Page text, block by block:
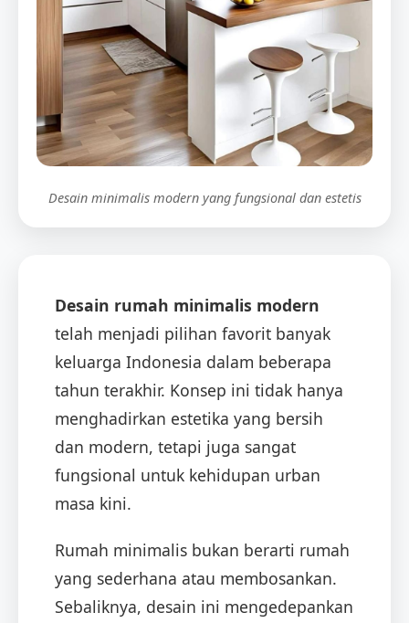
Desain minimalis modern yang fungsional dan estetis
Desain rumah minimalis modern
telah menjadi pilihan favorit banyak
keluarga Indonesia dalam beberapa
tahun terakhir. Konsep ini tidak hanya
menghadirkan estetika yang bersih
dan modern, tetapi juga sangat
fungsional untuk kehidupan urban
masa kini.
Rumah minimalis bukan berarti rumah
yang sederhana atau membosankan.
Sebaliknya, desain ini mengedepankan